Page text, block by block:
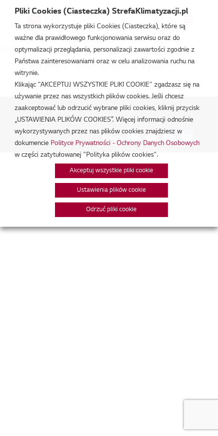
Strefa Klimatyzacji /HU071.U43/HN1616.NK3
Certyfikat MSC Therma V.pdf
lut 18, 2026
Polityka Prywatności - Ochrona danych osobowych.|
Zarządzaj zgodami na pliki cookie
Połącz:
Pliki Cookies (Ciasteczka) StrefaKlimatyzacji.pl
Ta strona wykorzystuje pliki Cookies (Ciasteczka), które są
ważne dla prawidłowego funkcjonowania serwisu oraz do
optymalizacji przeglądania, personalizacji zawartości zgodnie z
Państwa zainteresowaniami oraz w celu analizowania ruchu na
witrynie.
Klikając "AKCEPTUJ WSZYSTKIE PLIKI COOKIE" zgadzasz się na
używanie przez nas wszystkich plików cookies. Jeśli chcesz
zaakceptować lub odrzucić wybrane pliki cookies, kliknij przycisk
„USTAWIENIA PLIKÓW COOKIES”. Więcej informacji odnośnie
wykorzystywanych przez nas plików cookies znajdziesz w
dokumencie Polityce Prywatności - Ochrony Danych Osobowych
w części zatytułowanej "Polityka plików cookies".
Akceptuj wszystkie pliki cookie
Ustawienia plików cookie
Odrzuć pliki cookie